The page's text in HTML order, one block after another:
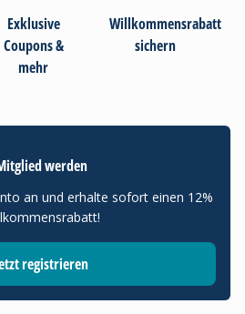
Exklusive
Coupons &
mehr
Willkommensrabatt
sichern
werden
an und erhalte sofort einen 12%
registrieren